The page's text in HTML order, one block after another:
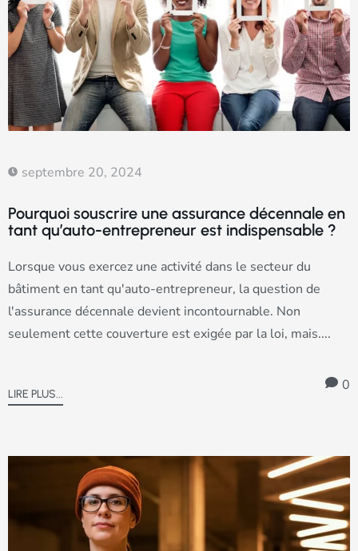
septembre 20, 2024
Pourquoi souscrire une assurance décennale en
tant qu’auto-entrepreneur est indispensable ?
Lorsque vous exercez une activité dans le secteur du
bâtiment en tant qu'auto-entrepreneur, la question de
l'assurance décennale devient incontournable. Non
seulement cette couverture est exigée par la loi, mais....
LIRE PLUS...
0